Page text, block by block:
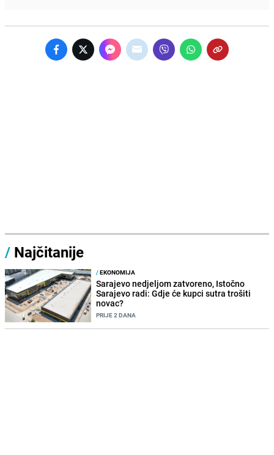
/ Najčitanije
/EKONOMIJA
Sarajevo nedjeljom zatvoreno, Istočno
Sarajevo radi: Gdje će kupci sutra trošiti
novac?
PRIJE 2 DANA